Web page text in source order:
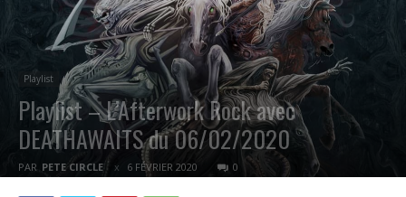
Playlist
Playlist – L’Afterwork Rock avec
DEATHAWAITS du 06/02/2020
PAR PETE CIRCLE 6 FÉVRIER 2020 0